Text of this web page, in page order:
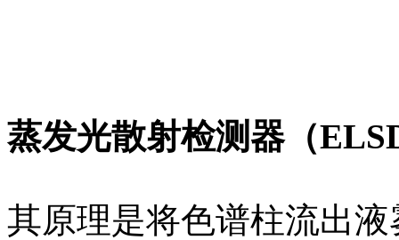
蒸发光散射检测器（
其原理是将色谱柱流出